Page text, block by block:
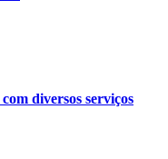
diversos serviços